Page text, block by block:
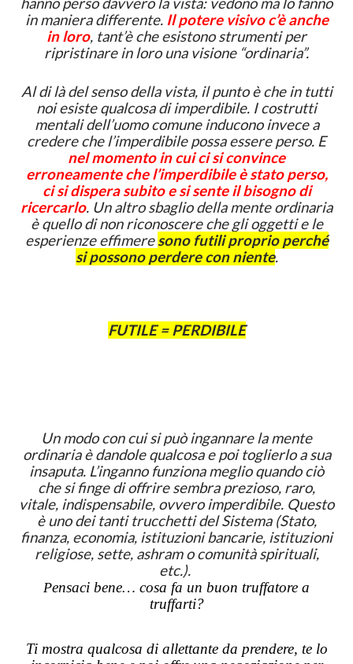
in maniera differente. Il potere visivo c’è anche
in loro, tant’è che esistono strumenti per
ripristinare in loro una visione “ordinaria”.
Al di là del senso della vista, il punto è che in tutti
noi esiste qualcosa di imperdibile. I costrutti
mentali dell’uomo comune inducono invece a
credere che l’imperdibile possa essere perso. E
nel momento in cui ci si convince
erroneamente che l’imperdibile è stato perso,
ci si dispera subito e si sente il bisogno di
ricercarlo. Un altro sbaglio della mente ordinaria
è quello di non riconoscere che gli oggetti e le
esperienze effimeresono futili proprio perché
si possono perdere con niente.
FUTILE = PERDIBILE
Un modo con cui si può ingannare la mente
ordinaria è dandole qualcosa e poi toglierlo a sua
insaputa. L’inganno funziona meglio quando ciò
che si finge di offrire sembra prezioso, raro,
vitale, indispensabile, ovvero imperdibile. Questo
è uno dei tanti trucchetti del Sistema (Stato,
finanza, economia, istituzioni bancarie, istituzioni
religiose, sette, ashram o comunità spirituali,
etc.).
Pensaci bene… cosa fa un buon truffatore a
truffarti?
Ti mostra qualcosa di allettante da prendere, te lo